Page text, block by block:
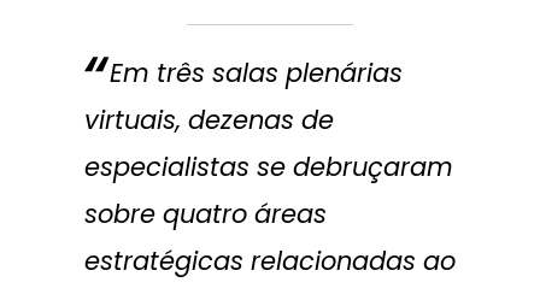
Em três salas plenárias
virtuais, dezenas de
especialistas se debruçaram
sobre quatro áreas
estratégicas relacionadas ao